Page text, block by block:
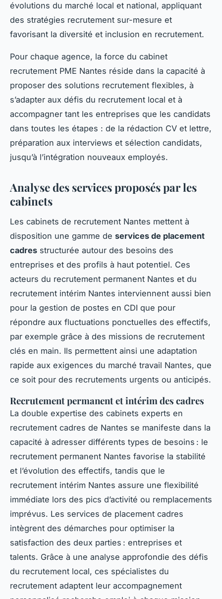
évolutions du marché local et national, appliquant
des stratégies recrutement sur-mesure et
favorisant la diversité et inclusion en recrutement.
Pour chaque agence, la force du cabinet
recrutement PME Nantes réside dans la capacité à
proposer des solutions recrutement flexibles, à
s’adapter aux défis du recrutement local et à
accompagner tant les entreprises que les candidats
dans toutes les étapes : de la rédaction CV et lettre,
préparation aux interviews et sélection candidats,
jusqu’à l’intégration nouveaux employés.
Analyse des services proposés par les
cabinets
Les cabinets de recrutement Nantes mettent à
disposition une gamme de services de placement
cadres structurée autour des besoins des
entreprises et des profils à haut potentiel. Ces
acteurs du recrutement permanent Nantes et du
recrutement intérim Nantes interviennent aussi bien
pour la gestion de postes en CDI que pour
répondre aux fluctuations ponctuelles des effectifs,
par exemple grâce à des missions de recrutement
clés en main. Ils permettent ainsi une adaptation
rapide aux exigences du marché travail Nantes, que
ce soit pour des recrutements urgents ou anticipés.
Recrutement permanent et intérim des cadres
La double expertise des cabinets experts en
recrutement cadres de Nantes se manifeste dans la
capacité à adresser différents types de besoins : le
recrutement permanent Nantes favorise la stabilité
et l’évolution des effectifs, tandis que le
recrutement intérim Nantes assure une flexibilité
immédiate lors des pics d’activité ou remplacements
imprévus. Les services de placement cadres
intègrent des démarches pour optimiser la
satisfaction des deux parties : entreprises et
talents. Grâce à une analyse approfondie des défis
du recrutement local, ces spécialistes du
recrutement adaptent leur accompagnement